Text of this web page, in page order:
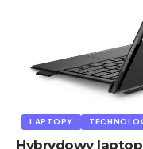
LAPTOPY
Hybrydowy laptop